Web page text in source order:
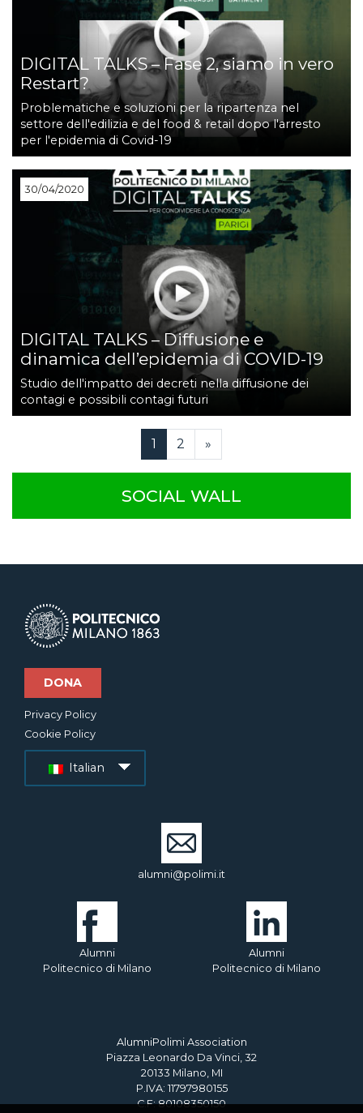
SOCIAL WALL
DIGITAL TALKS – Fase 2, siamo in vero
Restart?
Problematiche e soluzioni per la ripartenza nel
settore dell'edilizia e del food & retail dopo l'arresto
per l'epidemia di Covid-19
DIGITAL TALKS – Diffusione e
dinamica dell’epidemia di COVID-19
Studio dell'impatto dei decreti nella diffusione dei
contagi e possibili contagi futuri
30/04/2020
Current Page
1 Page
2 »
DONA
Privacy Policy
Cookie Policy
Italian
alumni@polimi.it
Alumni
Politecnico di Milano
Alumni
Politecnico di Milano
AlumniPolimi Association
Piazza Leonardo Da Vinci, 32
20133 Milano, MI
P.IVA: 11797980155
C.F: 80108350150